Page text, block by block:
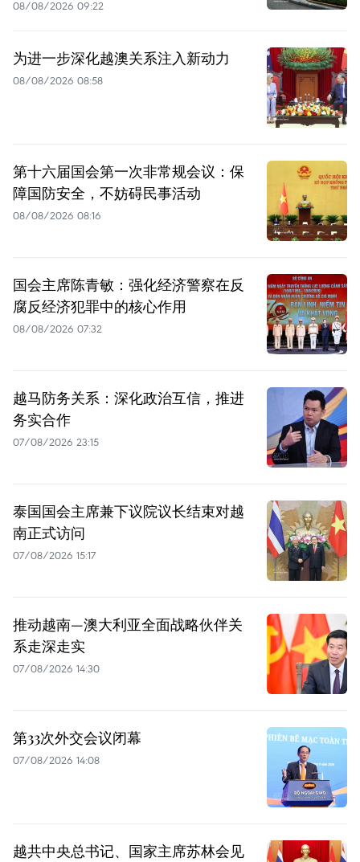
08/08/2026 09:22
为进一步深化越澳关系注入新动力
08/08/2026 08:58
第十六届国会第一次非常规会议：保
障国防安全，不妨碍民事活动
08/08/2026 08:16
国会主席陈青敏：强化经济警察在反
腐反经济犯罪中的核心作用
08/08/2026 07:32
越马防务关系：深化政治互信，推进
务实合作
07/08/2026 23:15
泰国国会主席兼下议院议长结束对越
南正式访问
07/08/2026 15:17
推动越南—澳大利亚全面战略伙伴关
系走深走实
07/08/2026 14:30
第33次外交会议闭幕
07/08/2026 14:08
越共中央总书记、国家主席苏林会见